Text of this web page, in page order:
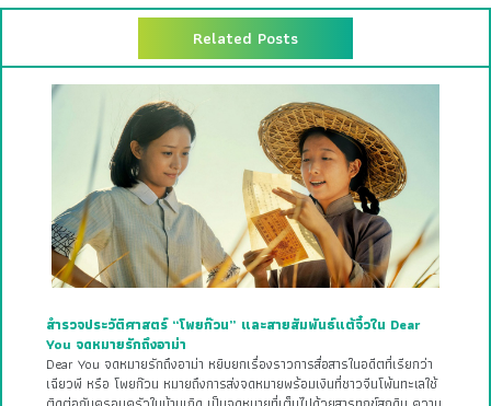
Related Posts
สำรวจประวัติศาสตร์ “โพยก๊วน” และสายสัมพันธ์แต้จิ๋วใน Dear
You จดหมายรักถึงอาม่า
Dear You จดหมายรักถึงอาม่า หยิบยกเรื่องราวการสื่อสารในอดีตที่เรียกว่า
เฉียวพี หรือ โพยก๊วน หมายถึงการส่งจดหมายพร้อมเงินที่ชาวจีนโพ้นทะเลใช้